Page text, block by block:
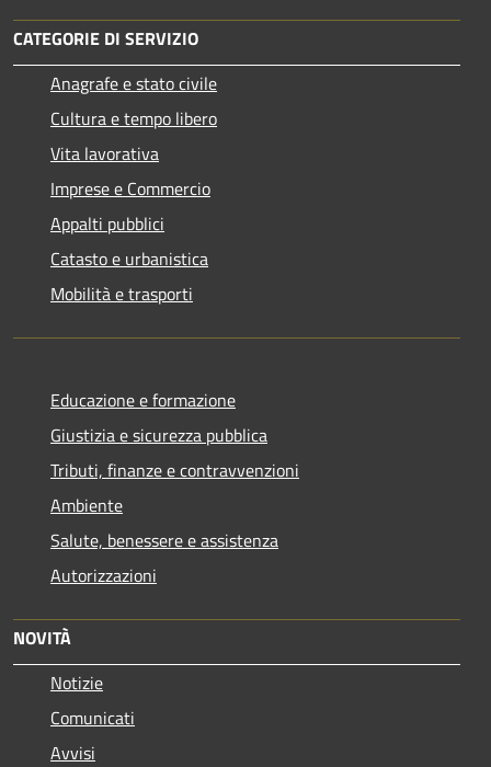
CATEGORIE DI SERVIZIO
Anagrafe e stato civile
Cultura e tempo libero
Vita lavorativa
Imprese e Commercio
Appalti pubblici
Catasto e urbanistica
Mobilità e trasporti
Educazione e formazione
Giustizia e sicurezza pubblica
Tributi, finanze e contravvenzioni
Ambiente
Salute, benessere e assistenza
Autorizzazioni
NOVITÀ
Notizie
Comunicati
Avvisi